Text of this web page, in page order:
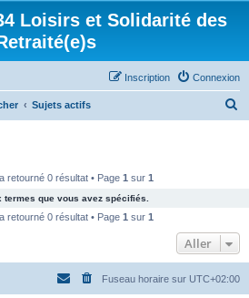
Loisirs et Solidarité des
Connexion
Inscription
Sujets actifs
c
e
retourné 0 résultat • Page 1 sur 1
que vous avez spécifiés.
retourné 0 résultat • Page 1 sur 1
Aller
Fuseau horaire sur UTC+02:00